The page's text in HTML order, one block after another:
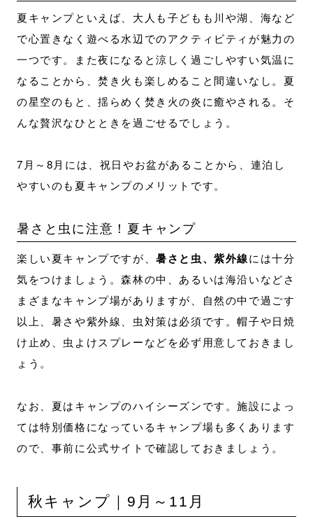
夏キャンプといえば、大人も子どもも川や湖、海など
で心置きなく遊べる水辺でのアクティビティが魅力の
一つです。また夜になると涼しく過ごしやすい気温に
なることから、焚き火も楽しめること間違いなし。夏
の星空のもと、揺らめく焚き火の炎に癒やされる。そ
んな贅沢なひとときを過ごせるでしょう。
7月～8月には、祝日やお盆があることから、連泊し
やすいのも夏キャンプのメリットです。
暑さと虫に注意！夏キャンプ
楽しい夏キャンプですが、暑さと虫、紫外線には十分
気をつけましょう。森林の中、あるいは海沿いなどさ
まざまなキャンプ場がありますが、自然の中で過ごす
以上、暑さや紫外線、虫対策は必須です。帽子や日焼
け止め、虫よけスプレーなどを必ず用意しておきまし
ょう。
なお、夏はキャンプのハイシーズンです。施設によっ
ては特別価格になっているキャンプ場も多くあります
ので、事前に公式サイトで確認しておきましょう。
秋キャンプ｜9月～11月